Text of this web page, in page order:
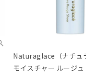
Naturaglace（ナチュ
モイスチャー ルージュ